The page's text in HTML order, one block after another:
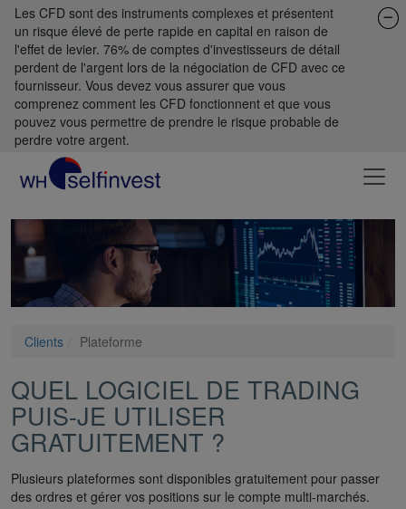
Les CFD sont des instruments complexes et présentent
un risque élevé de perte rapide en capital en raison de
l'effet de levier. 76% de comptes d'investisseurs de détail
perdent de l'argent lors de la négociation de CFD avec ce
fournisseur. Vous devez vous assurer que vous
comprenez comment les CFD fonctionnent et que vous
pouvez vous permettre de prendre le risque probable de
perdre votre argent.
Clients Plateforme
QUEL LOGICIEL DE TRADING
PUIS-JE UTILISER
GRATUITEMENT ?
Plusieurs plateformes sont disponibles gratuitement pour passer
des ordres et gérer vos positions sur le compte multi-marchés.